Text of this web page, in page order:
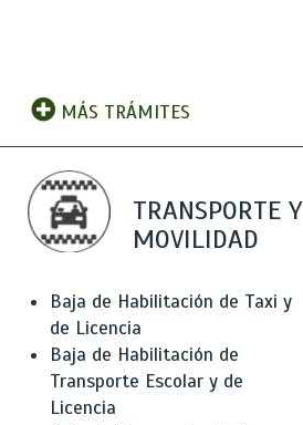
MÁS TRÁMITES
TRANSPORTE Y
MOVILIDAD
Baja de Habilitación de Taxi y
de Licencia
Baja de Habilitación de
Transporte Escolar y de
Licencia